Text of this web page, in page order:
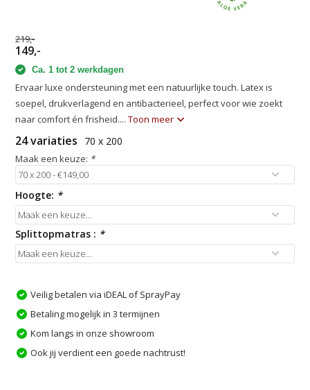
219,-
149,-
Ca. 1 tot 2 werkdagen
Ervaar luxe ondersteuning met een natuurlijke touch. Latex is
soepel, drukverlagend en antibacterieel, perfect voor wie zoekt
naar comfort én frisheid....Toon meer
24 variaties 70 x 200
Maak een keuze: *
Hoogte: *
Splittopmatras : *
Veilig betalen via iDEAL of SprayPay
Betaling mogelijk in 3 termijnen
Kom langs in onze showroom
Ook jij verdient een goede nachtrust!